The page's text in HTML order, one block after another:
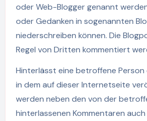
oder Web-Blogger genannt
oder Gedanken in sogenannten
niederschreiben können. Die
Regel von Dritten kommentiert
Hinterlässt eine betroffene Person
in dem auf dieser Internetseite
werden neben den von der
hinterlassenen Kommentaren